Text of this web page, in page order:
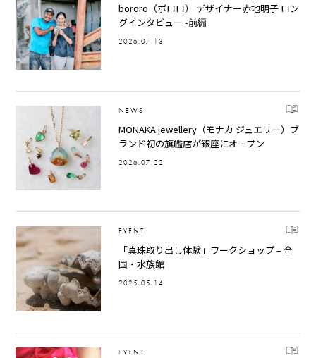
bororo（ボロロ） デザイナー赤地明子 ロン
グインタビュー -前編
2026.07.13
NEWS
MONAKA jewellery（モナカ ジュエリー）ブ
ランド初の旗艦店が銀座にオープン
2026.07.22
EVENT
「真珠取り出し体験」ワークショップ – 全
国・水族館
2025.05.14
EVENT